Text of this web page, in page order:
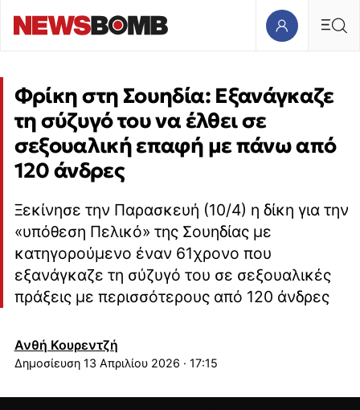
Φρίκη στη Σουηδία: Εξανάγκαζε
τη σύζυγό του να έλθει σε
σεξουαλική επαφή με πάνω από
120 άνδρες
Ξεκίνησε την Παρασκευή (10/4) η δίκη για την
«υπόθεση Πελικό» της Σουηδίας με
κατηγορούμενο έναν 61χρονο που
εξανάγκαζε τη σύζυγό του σε σεξουαλικές
πράξεις με περισσότερους από 120 άνδρες
Ανθή Κουρεντζή
13 Απριλίου 2026 · 17:15